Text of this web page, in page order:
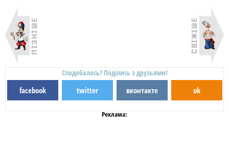
Сподобалось? Поділись з друзьями!
facebook twitter вконтакте ok
Реклама: